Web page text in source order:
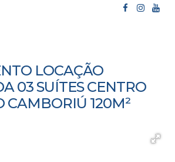
LOCAÇÃO
03 SUÍTES CENTRO
CAMBORIÚ 120M²